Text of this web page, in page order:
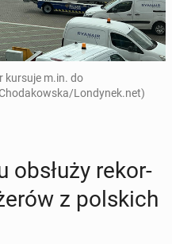
kursuje m.in. do
Londynek.net)
obsłuży re­kor­
z pol­skich